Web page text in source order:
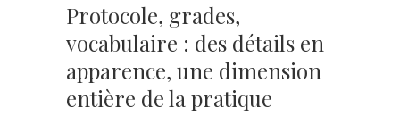
Protocole, grades,
vocabulaire : des détails en
apparence, une dimension
entière de la pratique